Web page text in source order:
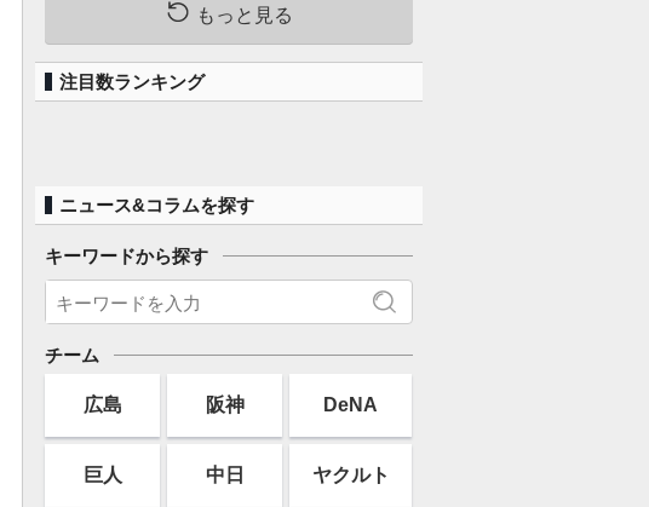
す」
もっと見る
注目数ランキング
ニュース&コラムを探す
キーワードから探す
チーム
広島 阪神 DeNA
巨人 中日 ヤクルト